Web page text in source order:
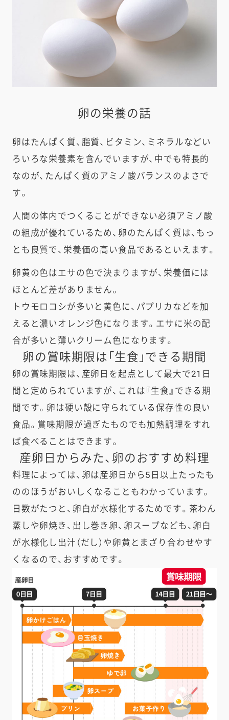
卵の栄養の話
卵はたんぱく質、脂質、ビタミン、ミネラルなどい
ろいろな栄養素を含んでいますが、中でも特長的
なのが、たんぱく質のアミノ酸バランスのよさで
す。
人間の体内でつくることができない必須アミノ酸
の組成が優れているため、卵のたんぱく質は、もっ
とも良質で、栄養価の高い食品であるといえます。
卵黄の色はエサの色で決まりますが、栄養価には
ほとんど差がありません。
トウモロコシが多いと黄色に、パプリカなどを加
えると濃いオレンジ色になります。エサに米の配
合が多いと薄いクリーム色になります。
卵の賞味期限は「生食」できる期間​
卵の賞味期限は、産卵日を起点として最大で21日
間と定められていますが、これは『生食』できる期
間です。卵は硬い殻に守られている保存性の良い
食品。賞味期限が過ぎたものでも加熱調理をすれ
ば食べることはできます。
産卵日からみた、卵のおすすめ料理
料理によっては、卵は産卵日から5日以上たったも
ののほうがおいしくなることもわかっています。
日数がたつと、卵白が水様化するためです。茶わん
蒸しや卵焼き、出し巻き卵、卵スープなども、卵白
が水様化し出汁（だし）や卵黄とまざり合わせやす
くなるので、おすすめです。